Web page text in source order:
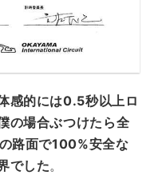
感的には0.5秒以上ロ
の場合ぶつけたら全
路面で100%安全な
でした。